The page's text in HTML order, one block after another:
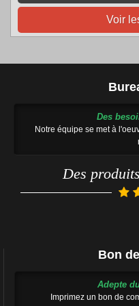
Voir
Des
Notre équipe se met à
Des
Bon
Adepte
Imprimez un bon de